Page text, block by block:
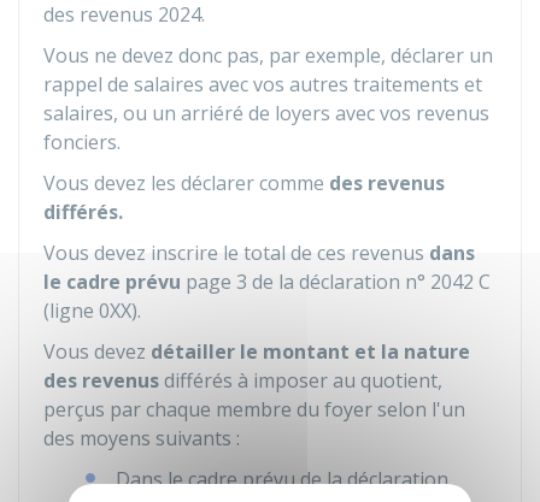
des revenus 2024.
Vous ne devez donc pas, par exemple, déclarer un
rappel de salaires avec vos autres traitements et
salaires, ou un arriéré de loyers avec vos revenus
fonciers.
Vous devez les déclarer comme des revenus
différés.
Vous devez inscrire le total de ces revenus dans
le cadre prévu page 3 de la déclaration n° 2042 C
(ligne 0XX).
Vous devez détailler le montant et la nature
des revenusdifférés à imposer au quotient,
perçus par chaque membre du foyer selon l'un
des moyens suivants :
Dans le cadre prévu de la déclaration